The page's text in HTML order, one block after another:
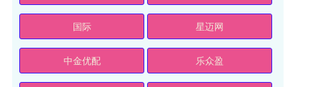
国际 星迈网
中金优配 乐众盈